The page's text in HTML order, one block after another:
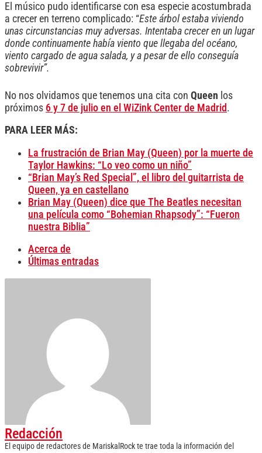
El músico pudo identificarse con esa especie acostumbrada
a crecer en terreno complicado: “Este árbol estaba viviendo
unas circunstancias muy adversas. Intentaba crecer en un lugar
donde continuamente había viento que llegaba del océano,
viento cargado de agua salada, y a pesar de ello conseguía
sobrevivir”.
No nos olvidamos que tenemos una cita con Queen los
próximos 6 y 7 de julio en el WiZink Center de Madrid .
PARA LEER MÁS:
La frustración de Brian May (Queen) por la muerte de
Taylor Hawkins: “Lo veo como un niño”
“Brian May’s Red Special”, el libro del guitarrista de
Queen, ya en castellano
Brian May (Queen) dice que The Beatles necesitan
una película como “Bohemian Rhapsody”: “Fueron
nuestra Biblia”
Acerca de
Últimas entradas
Redacción
El equipo de redactores de MariskalRock te trae toda la información del